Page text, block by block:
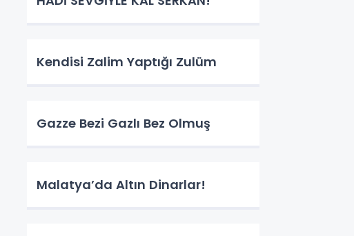
Kendisi Zalim Yaptığı Zulüm
Gazze Bezi Gazlı Bez Olmuş
Malatya’da Altın Dinarlar!